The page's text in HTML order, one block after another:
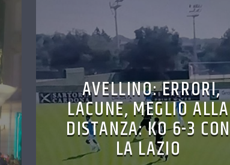
AVELLINO: ERRORI,
LACUNE, MEGLIO ALLA
DISTANZA: KO 6-3 CON
LA LAZIO